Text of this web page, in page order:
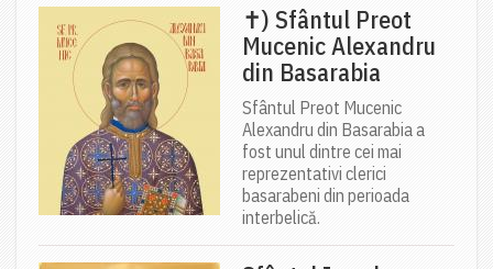
✝) Sfântul Preot
Mucenic Alexandru
din Basarabia
Sfântul Preot Mucenic
Alexandru din Basarabia a
fost unul dintre cei mai
reprezentativi clerici
basarabeni din perioada
interbelică.